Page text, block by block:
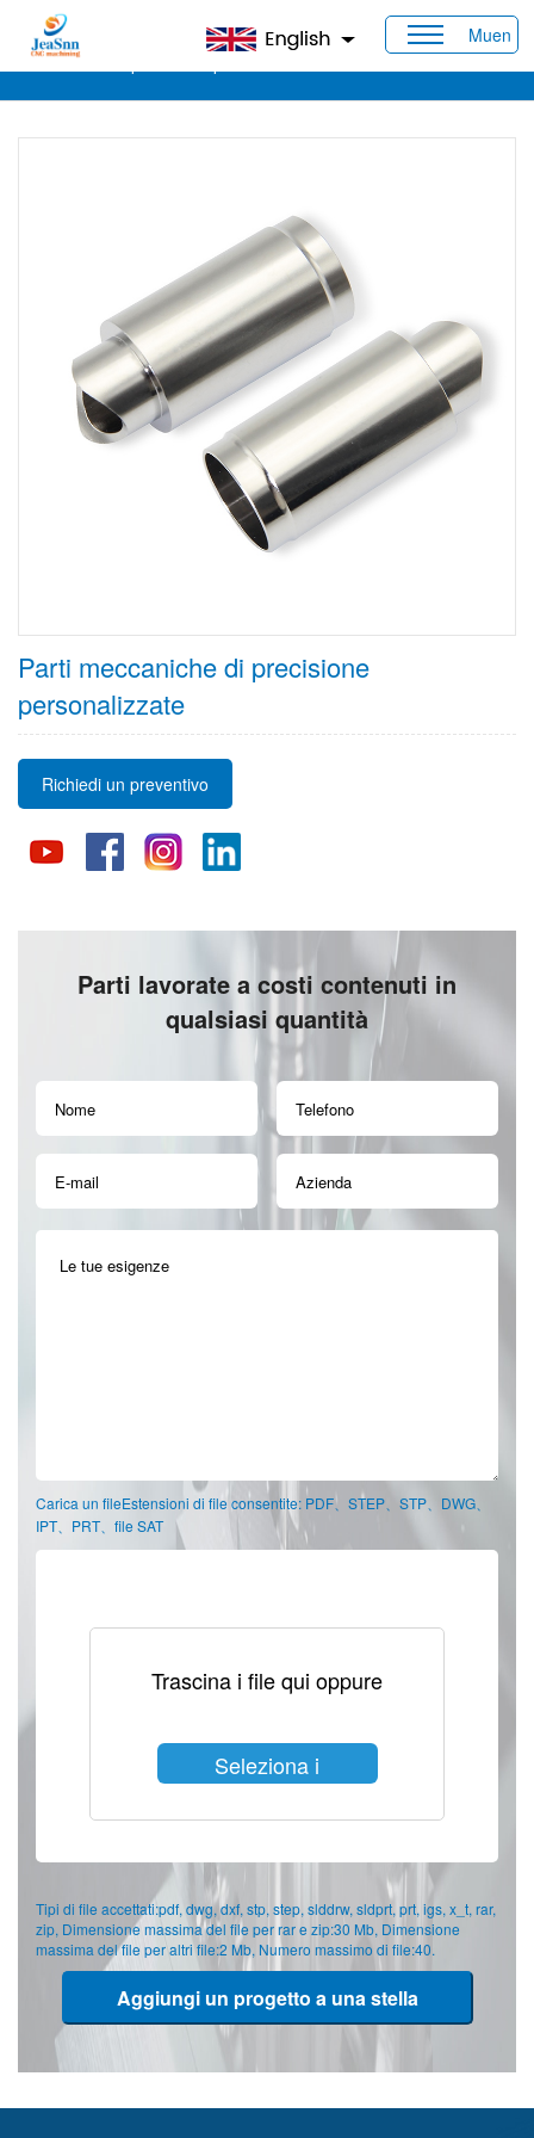
Muen
Casa Parti in acciaio inossidabile CNC> Parti
meccaniche di precisione personalizzate
Parti meccaniche di precisione
personalizzate
Richiedi un preventivo
Parti lavorate a costi contenuti in
qualsiasi quantità
Carica un fileEstensioni di file consentite: PDF、STEP、STP、DWG、
IPT、PRT、file SAT
Trascina i file qui oppure
Seleziona i
Tipi di file accettati:pdf, dwg, dxf, stp, step, slddrw, sldprt, prt, igs, x_t, rar,
zip, Dimensione massima del file per rar e zip:30 Mb, Dimensione
massima del file per altri file:2 Mb, Numero massimo di file:40.
Aggiungi un progetto a una stella